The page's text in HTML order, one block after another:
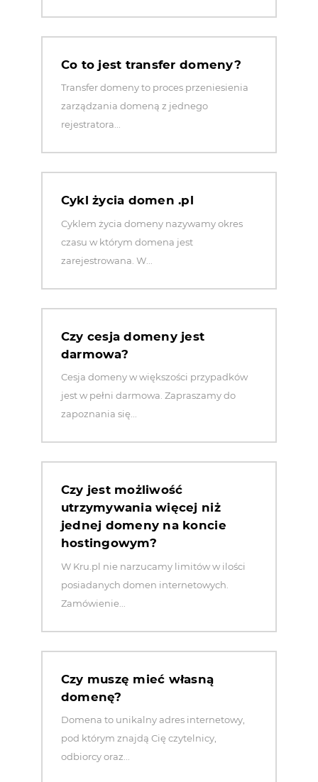
Co to jest transfer domeny?
Transfer domeny to proces przeniesienia
zarządzania domeną z jednego
rejestratora...
Cykl życia domen .pl
Cyklem życia domeny nazywamy okres
czasu w którym domena jest
zarejestrowana. W...
Czy cesja domeny jest
darmowa?
Cesja domeny w większości przypadków
jest w pełni darmowa. Zapraszamy do
zapoznania się...
Czy jest możliwość
utrzymywania więcej niż
jednej domeny na koncie
hostingowym?
W Kru.pl nie narzucamy limitów w ilości
posiadanych domen internetowych.
Zamówienie...
Czy muszę mieć własną
domenę?
Domena to unikalny adres internetowy,
pod którym znajdą Cię czytelnicy,
odbiorcy oraz...